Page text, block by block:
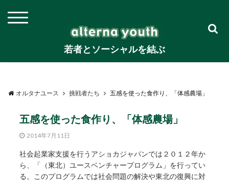
若者とソーシャルを結ぶ
オルタナユース 挑戦者たち 五感を使った食作り、「体感農場」
五感を使った食作り、「体感農場」
2014年7月11日
社会起業家支援を行うアショカジャパンでは２０１２年か
ら、「（東北）ユースベンチャープログラム」を行ってい
る。このプログラムでは社会問題の解決や東北の復興に対